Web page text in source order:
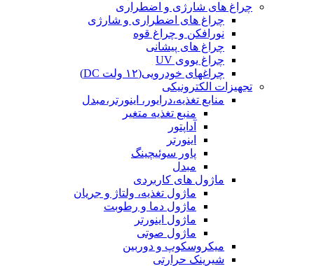
چراغ های شارژی و اضطراری
چراغ های اضطراری و شارژی
نورافکن و چراغ قوه
چراغ های پیشانی
چراغ یووی UV
چراغهای خودرویی(۱۲ ولت DC)
تجهیزات الکترونیکی
منابع تغذیه،درایور، اینورتر،مبدل
منبع تغذیه متغیر
آداپتور
اینورتر
پاور سوئیچینگ
مبدل
ماژول های کاربردی
ماژول تغذیه، ولتاژ و جریان
ماژول دما و رطوبت
ماژول اینورتر
ماژول صوتی
میکروسکوپ و دوربین
شیرینک حرارتی